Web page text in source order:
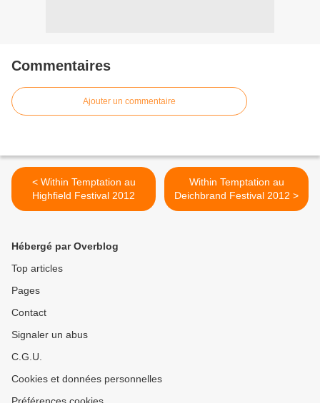
Commentaires
Ajouter un commentaire
< Within Temptation au
Highfield Festival 2012
Within Temptation au
Deichbrand Festival 2012 >
Hébergé par Overblog
Top articles
Pages
Contact
Signaler un abus
C.G.U.
Cookies et données personnelles